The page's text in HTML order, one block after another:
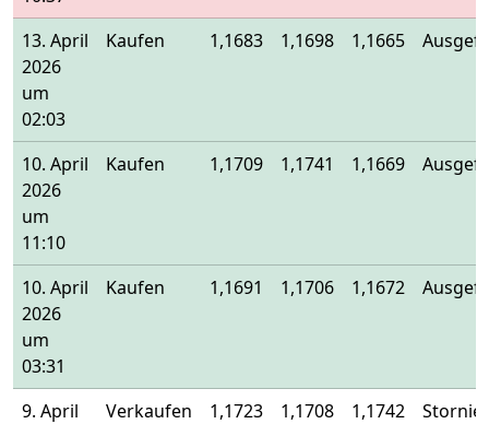
13. April
2026
um
02:03
Kaufen 1,1683 1,1698 1,1665
10. April
2026
um
11:10
Kaufen 1,1709 1,1741 1,1669
10. April
2026
um
03:31
Kaufen 1,1691 1,1706 1,1672
9. April
Verkaufen 1,1723 1,1708 1,1742